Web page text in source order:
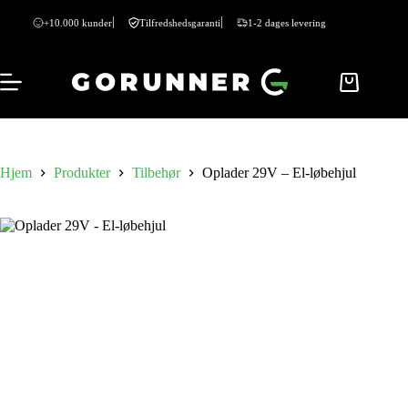
+10.000 kunder Tilfredshedsgaranti 1-2 dages levering
Hjem Produkter Tilbehør Oplader 29V – El-løbehjul